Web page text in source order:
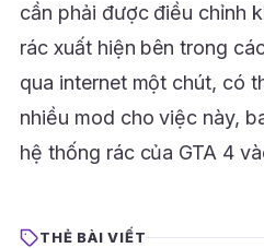
cần phải được điều chỉnh
rác xuất hiện bên trong
qua internet một chút, có
nhiều mod cho việc này,
hệ thống rác của GTA 4
THẺ BÀI VIẾT